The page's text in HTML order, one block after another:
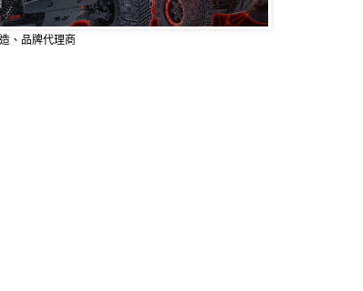
、品牌代理商